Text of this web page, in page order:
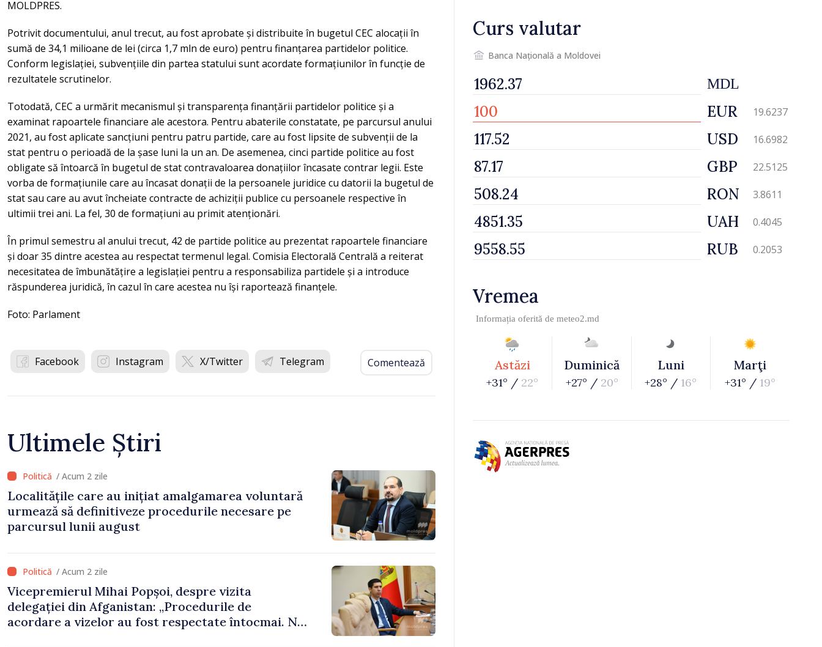
MOLDPRES.
Potrivit documentului, anul trecut, au fost aprobate și distribuite în bugetul CEC alocații în
sumă de 34,1 milioane de lei (circa 1,7 mln de euro) pentru finanțarea partidelor politice.
Conform legislației, subvențiile din partea statului sunt acordate formațiunilor în funcție de
rezultatele scrutinelor.
Totodată, CEC a urmărit mecanismul și transparența finanțării partidelor politice și a
examinat rapoartele financiare ale acestora. Pentru abaterile constatate, pe parcursul anului
2021, au fost aplicate sancțiuni pentru patru partide, care au fost lipsite de subvenții de la
stat pentru o perioadă de la șase luni la un an. De asemenea, cinci partide politice au fost
obligate să întoarcă în bugetul de stat contravaloarea donațiilor încasate contrar legii. Este
vorba de formațiunile care au încasat donații de la persoanele juridice cu datorii la bugetul de
stat sau care au avut încheiate contracte de achiziții publice cu persoanele respective în
ultimii trei ani. La fel, 30 de formațiuni au primit atenționări.
În primul semestru al anului trecut, 42 de partide politice au prezentat rapoartele financiare
și doar 35 dintre acestea au respectat termenul legal. Comisia Electorală Centrală a reiterat
necesitatea de îmbunătățire a legislației pentru a responsabiliza partidele și a introduce
răspunderea juridică, în cazul în care acestea nu își raportează finanțele.
Foto: Parlament
Facebook Instagram X/Twitter Telegram Comentează
Ultimele Știri
/ Acum 2 zile
Localitățile care au inițiat amalgamarea voluntară
urmează să definitiveze procedurile necesare pe
parcursul lunii august
/ Acum 2 zile
Vicepremierul Mihai Popșoi, despre vizita
delegației din Afganistan: „Procedurile de
acordare a vizelor au fost respectate întocmai. Nu
Curs valutar
Banca Națională a Moldovei
MDL
EUR 19.6237
USD 16.6982
GBP 22.5125
RON 3.8611
UAH 0.4045
RUB 0.2053
Vremea
Informația oferită de meteo2.md
Astăzi
+31° / 22°
Duminică
+27° / 20°
Luni
+28° / 16°
Marţi
+31° / 19°